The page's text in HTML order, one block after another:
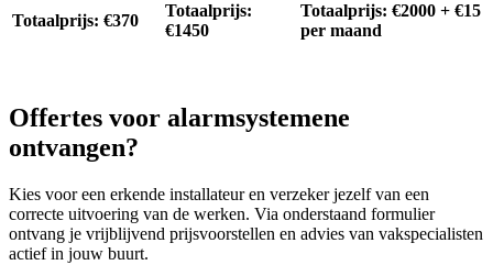
Totaalprijs: €370
Totaalprijs:
€1450
Totaalprijs: €2000 + €15
per maand
Offertes voor alarmsystemene
ontvangen?
Kies voor een erkende installateur en verzeker jezelf van een
correcte uitvoering van de werken. Via onderstaand formulier
ontvang je vrijblijvend prijsvoorstellen en advies van vakspecialisten
actief in jouw buurt.